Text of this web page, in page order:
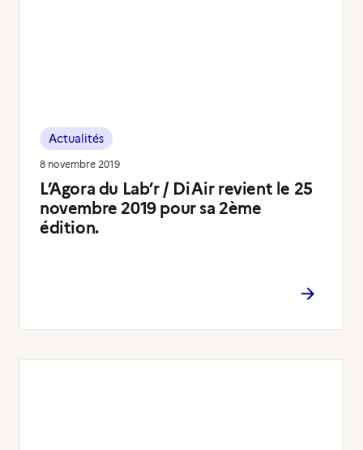
Actualités
8 novembre 2019
L’Agora du Lab’r / DiAir revient le 25
novembre 2019 pour sa 2ème
édition.